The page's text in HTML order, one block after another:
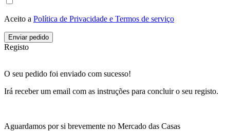
Aceito a Política de Privacidade e Termos de serviço
Enviar pedido
Registo
O seu pedido foi enviado com sucesso!
Irá receber um email com as instruções para concluir o seu registo.
Aguardamos por si brevemente no Mercado das Casas